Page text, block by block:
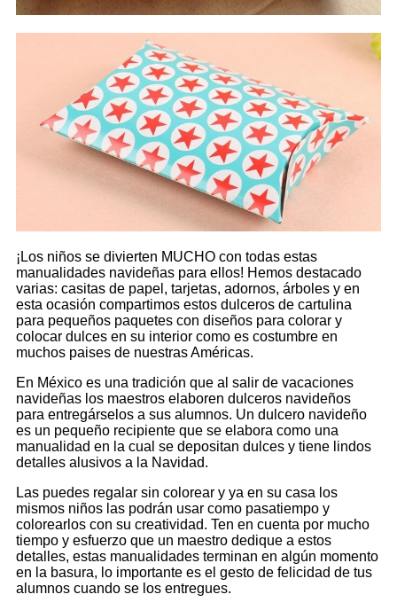
¡Los niños se divierten MUCHO con todas estas
manualidades navideñas para ellos! Hemos destacado
varias: casitas de papel, tarjetas, adornos, árboles y en
esta ocasión compartimos estos dulceros de cartulina
para pequeños paquetes con diseños para colorar y
colocar dulces en su interior como es costumbre en
muchos paises de nuestras Américas.
En México es una tradición que al salir de vacaciones
navideñas los maestros elaboren dulceros navideños
para entregárselos a sus alumnos. Un dulcero navideño
es un pequeño recipiente que se elabora como una
manualidad en la cual se depositan dulces y tiene lindos
detalles alusivos a la Navidad.
Las puedes regalar sin colorear y ya en su casa los
mismos niños las podrán usar como pasatiempo y
colorearlos con su creatividad. Ten en cuenta por mucho
tiempo y esfuerzo que un maestro dedique a estos
detalles, estas manualidades terminan en algún momento
en la basura, lo importante es el gesto de felicidad de tus
alumnos cuando se los entregues.